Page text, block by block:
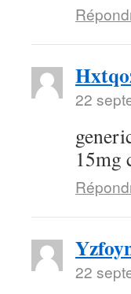
22
15mg
22